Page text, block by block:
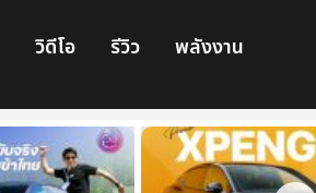
วิดีโอ รีวิว พลังงาน